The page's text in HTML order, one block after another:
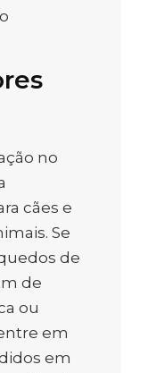
no
cães e
Se
de
de
ou
em
em